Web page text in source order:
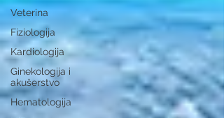
Veterina
Fiziologija
Kardiologija
Ginekologija i
akušerstvo
Hematologija